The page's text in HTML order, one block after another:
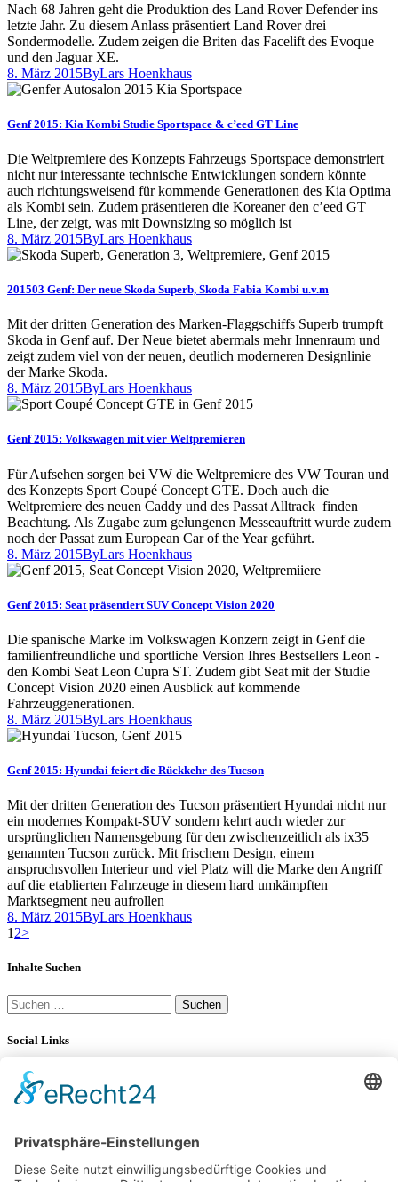
Nach 68 Jahren geht die Produktion des Land Rover Defender ins
letzte Jahr. Zu diesem Anlass präsentiert Land Rover drei
Sondermodelle. Zudem zeigen die Briten das Facelift des Evoque
und den Jaguar XE.
8. März 2015ByLars Hoenkhaus
Genf 2015: Kia Kombi Studie Sportspace & c’eed GT Line
Die Weltpremiere des Konzepts Fahrzeugs Sportspace demonstriert
nicht nur interessante technische Entwicklungen sondern könnte
auch richtungsweisend für kommende Generationen des Kia Optima
als Kombi sein. Zudem präsentieren die Koreaner den c’eed GT
Line, der zeigt, was mit Downsizing so möglich ist
8. März 2015ByLars Hoenkhaus
201503 Genf: Der neue Skoda Superb, Skoda Fabia Kombi u.v.m
Mit der dritten Generation des Marken-Flaggschiffs Superb trumpft
Skoda in Genf auf. Der Neue bietet abermals mehr Innenraum und
zeigt zudem viel von der neuen, deutlich moderneren Designlinie
der Marke Skoda.
8. März 2015ByLars Hoenkhaus
Genf 2015: Volkswagen mit vier Weltpremieren
Für Aufsehen sorgen bei VW die Weltpremiere des VW Touran und
des Konzepts Sport Coupé Concept GTE. Doch auch die
Weltpremiere des neuen Caddy und des Passat Alltrack finden
Beachtung. Als Zugabe zum gelungenen Messeauftritt wurde zudem
noch der Passat zum European Car of the Year geführt.
8. März 2015ByLars Hoenkhaus
Genf 2015: Seat präsentiert SUV Concept Vision 2020
Die spanische Marke im Volkswagen Konzern zeigt in Genf die
familienfreundliche und sportliche Version Ihres Bestsellers Leon -
den Kombi Seat Leon Cupra ST. Zudem gibt Seat mit der Studie
Concept Vision 2020 einen Ausblick auf kommende
Fahrzeuggenerationen.
8. März 2015ByLars Hoenkhaus
Genf 2015: Hyundai feiert die Rückkehr des Tucson
Mit der dritten Generation des Tucson präsentiert Hyundai nicht nur
ein modernes Kompakt-SUV sondern kehrt auch wieder zur
ursprünglichen Namensgebung für den zwischenzeitlich als ix35
genannten Tucson zurück. Mit frischem Design, einem
anspruchsvollen Interieur und viel Platz will die Marke den Angriff
auf die etablierten Fahrzeuge in diesem hard umkämpften
Marktsegment neu aufrollen
8. März 2015ByLars Hoenkhaus
Seitennummerierung
der
Page
1 Page
2>
Inhalte Suchen
Suchen
nach:
Social Links
YouTube LinkedIn
100 km Verbrauch Test